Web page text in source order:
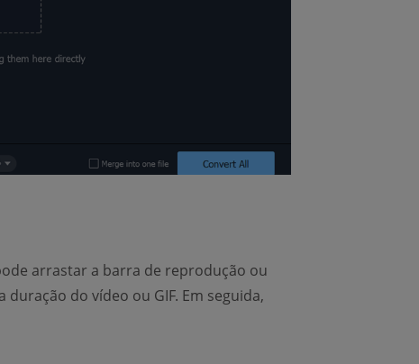
arrastar a barra de reprodução ou
do vídeo ou GIF. Em seguida,